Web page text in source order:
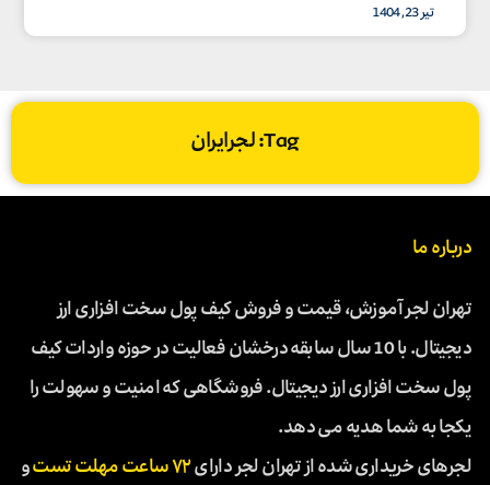
تیر 23, 1404
Tag: لجرایران
درباره ما
تهران لجر آموزش، قیمت و فروش کیف پول سخت افزاری ارز
دیجیتال. با 10 سال سابقه درخشان فعالیت در حوزه واردات کیف
پول سخت افزاری ارز دیجیتال. فروشگاهی که امنیت و سهولت را
یکجا به شما هدیه می دهد.
لجرهای خریداری شده از تهران لجر دارای۷۲ ساعت مهلت تست
و